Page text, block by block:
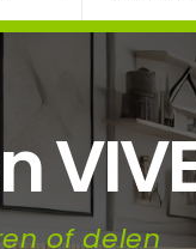
of delen